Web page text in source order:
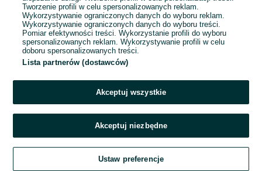
Tworzenie profili w celu spersonalizowanych reklam.
Wykorzystywanie ograniczonych danych do wyboru reklam.
Wykorzystywanie ograniczonych danych do wyboru treści.
Pomiar efektywności treści. Wykorzystanie profili do wyboru
spersonalizowanych reklam. Wykorzystywanie profili w celu
doboru spersonalizowanych treści.
Lista partnerów (dostawców)
Akceptuj wszystkie
Akceptuj niezbędne
Ustaw preferencje